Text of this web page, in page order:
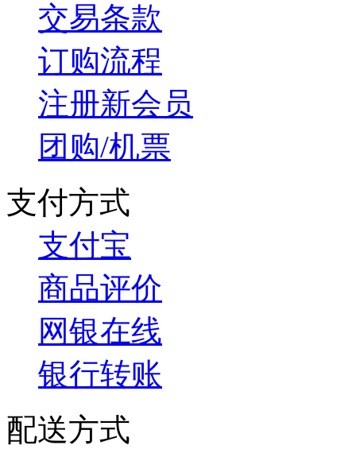
交易条款
订购流程
注册新会员
团购/机票
支付方式
支付宝
商品评价
网银在线
银行转账
配送方式